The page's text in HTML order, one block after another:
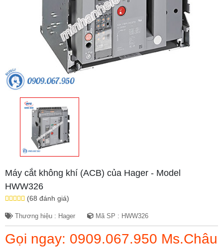
Máy cắt không khí (ACB) của Hager - Model
HWW326
(68 đánh giá)
Thương hiệu : Hager Mã SP : HWW326
Gọi ngay: 0909.067.950 Ms.Châu